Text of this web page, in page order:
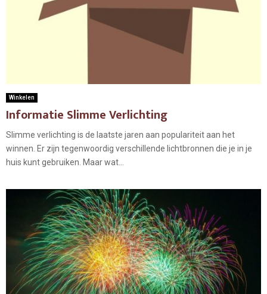
Winkelen
Informatie Slimme Verlichting
Slimme verlichting is de laatste jaren aan populariteit aan het
winnen. Er zijn tegenwoordig verschillende lichtbronnen die je in je
huis kunt gebruiken. Maar wat...